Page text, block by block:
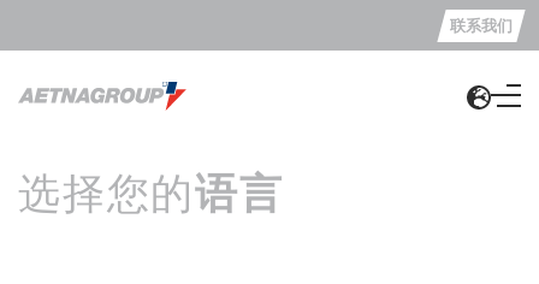
联系我们
选择您的语言